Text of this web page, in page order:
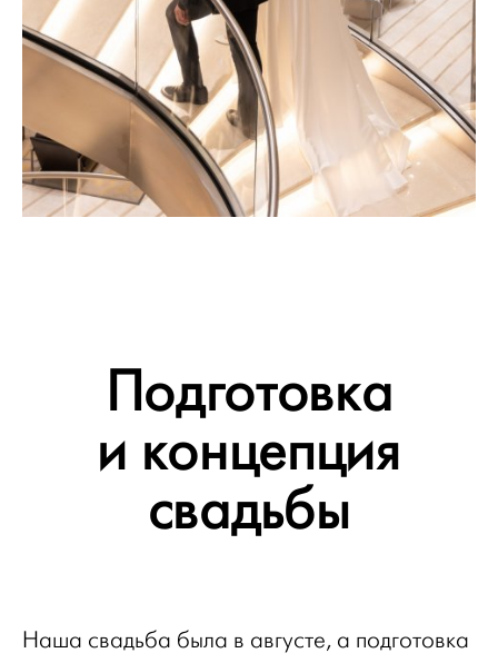
Подготовка
и концепция
свадьбы
Наша свадьба была в августе, а подготовка